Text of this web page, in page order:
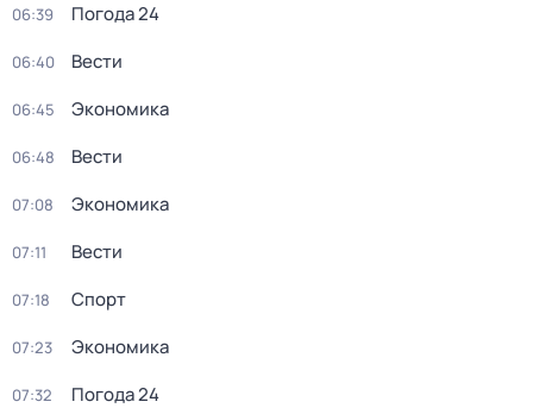
06:39 Погода 24
06:40 Вести
06:45 Экономика
06:48 Вести
07:08 Экономика
07:11 Вести
07:18 Спорт
07:23 Экономика
07:32 Погода 24